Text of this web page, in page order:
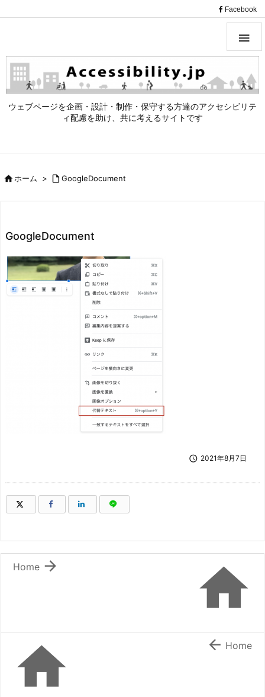
Facebook
ウェブページを企画・設計・制作・保守する方達のアクセシビリテ
ィ配慮を助け、共に考えるサイトです

ホーム >  GoogleDocument
GoogleDocument
 2021年8月7日
（新しいウィンドウで開きます）
（新しいウィンドウで開きます）
（新しいウィンドウで開きます）
（新しいウィンドウで開きます）


Home
  Home